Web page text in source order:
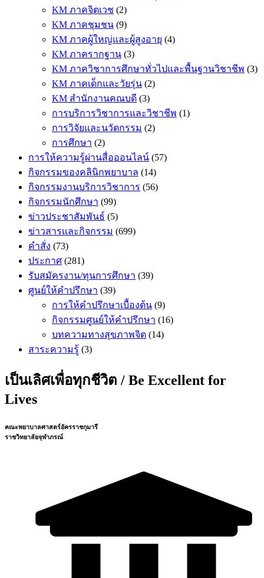
KM ภาคจิตเวช (2)
KM ภาคชุมชน (9)
KM ภาคผู้ใหญ่และผู้สูงอายุ (4)
KM ภาครากฐาน (3)
KM ภาควิชาการศึกษาทั่วไปและพื้นฐานวิชาชีพ (3)
KM ภาคเด็กและวัยรุ่น (2)
KM สำนักงานคณบดี (3)
การบริการวิชาการและวิชาชีพ (1)
การวิจัยและนวัตกรรม (2)
การศึกษา (2)
การให้ความรู้ผ่านสื่อออนไลน์ (57)
กิจกรรมของคลินิกพยาบาล (14)
กิจกรรมงานบริการวิชาการ (56)
กิจกรรมนักศึกษา (99)
ข่าวประชาสัมพันธ์ (5)
ข่าวสารและกิจกรรม (699)
คำสั่ง (73)
ประกาศ (281)
รับสมัครงาน/ทุนการศึกษา (39)
ศูนย์ให้คำปรึกษา (39)
การให้คำปรึกษาเบื้องต้น (9)
กิจกรรมศูนย์ให้คำปรึกษา (16)
บทความทางสุขภาพจิต (14)
สาระความรู้ (3)
เป็นเลิศเพื่อทุกชีวิต / Be Excellent for
Lives
คณะพยาบาลศาสตร์อัครราชกุมารี
ราชวิทยาลัยจุฬาภรณ์